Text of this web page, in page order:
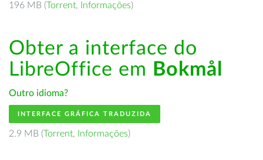
196 MB (Torrent, Informações)
Obter a interface do
LibreOffice em Bokmål
Outro idioma?
INTERFACE GRÁFICA TRADUZIDA
2.9 MB (Torrent, Informações)